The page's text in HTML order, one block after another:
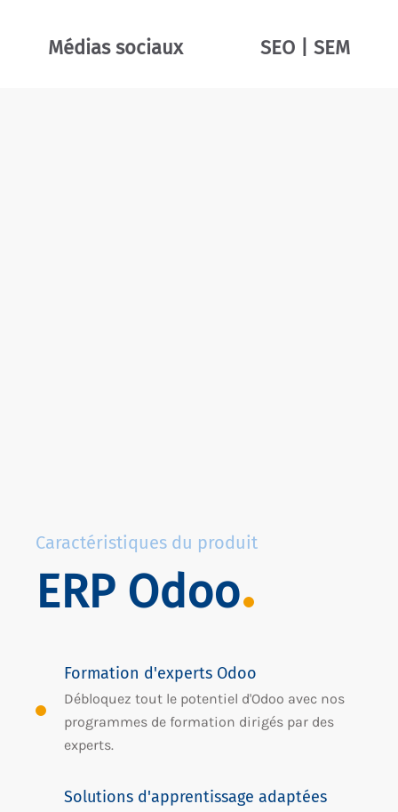
Médias sociaux SEO | SEM
Caractéristiques du produit
ERP Odoo
Formation d'experts Odoo
Débloquez tout le potentiel d'Odoo avec nos
programmes de formation dirigés par des
experts.
Solutions d'apprentissage adaptées